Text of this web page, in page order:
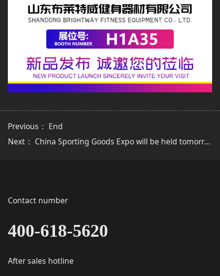
Previous： End
Next： China Sporting Goods Expo will be held tomorrow.
Contact number
400-618-5620
After sales hotline